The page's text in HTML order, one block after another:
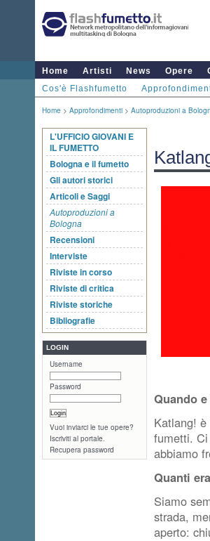
Home Artisti News Opere
Cos'è Flashfumetto
Home > Approfondimenti > Autoproduzioni a
L'UFFICIO GIOVANI E
IL FUMETTO
Bologna e il fumetto
Gli autori storici
Articoli e Saggi
Autoproduzioni a
Bologna
Recensioni
Interviste
Riviste in corso
Riviste di critica
Riviste storiche
Bibliografie
LOGIN
Username
Password
Vuoi inviarci le tue opere?
Iscriviti al portale.
Recupera password
Quando
Katlang!
fumetti.
abbiamo
Quanti
Siamo
strada,
aperto: